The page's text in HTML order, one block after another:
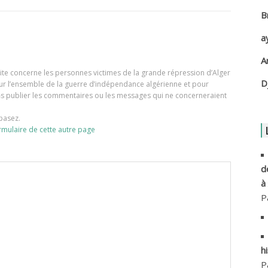
concerne les personnes victimes de la grande répression d’Alger
l’ensemble de la guerre d’indépendance algérienne et pour
publier les commentaires ou les messages qui ne concerneraient
de cette autre page
à